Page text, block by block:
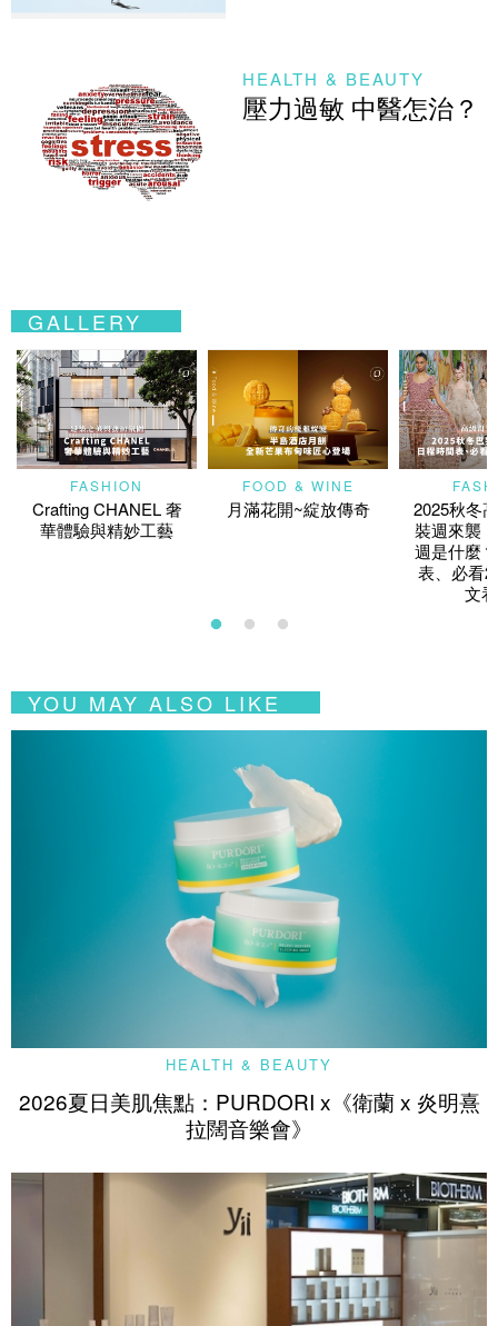
HEALTH & BEAUTY
壓力過敏 中醫怎治？
GALLERY
FASHION
Crafting CHANEL 奢
華體驗與精妙工藝
FOOD & WINE
月滿花開~綻放傳奇
2025秋冬
裝週來襲
週是什麼
表、必看
文
YOU MAY ALSO LIKE
HEALTH & BEAUTY
2026夏日美肌焦點：PURDORI x《衛蘭 x 炎明熹
拉闊音樂會》